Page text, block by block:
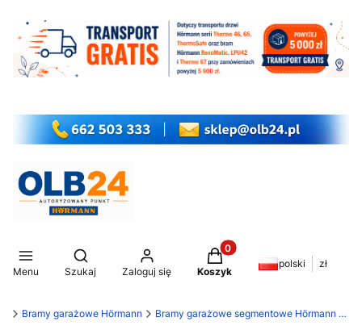
Menu
Otwórz wyszukiwarkę
Szukaj Zaloguj się
Produkty w koszyku: 0.
Koszyk
polski zł
Bramy garażowe Hörmann Bramy garażowe segmentowe Hörmann LPU 42